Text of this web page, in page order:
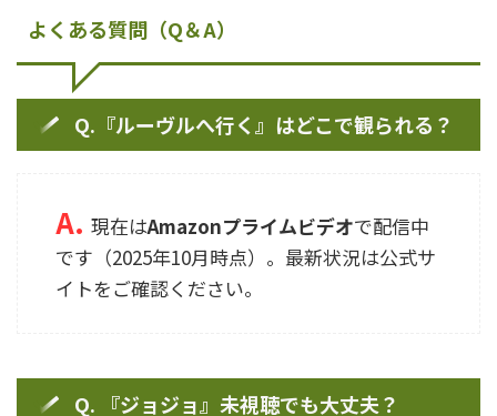
よくある質問（Q＆A）
Q. 『ルーヴルへ行く』はどこで観られる？
A. 現在はAmazonプライムビデオで配信中
です（2025年10月時点）。最新状況は公式サ
イトをご確認ください。
Q. 『ジョジョ』未視聴でも大丈夫？